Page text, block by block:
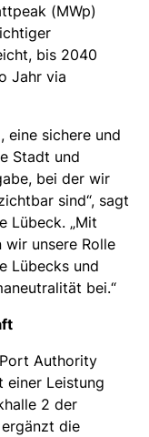
(MWp)
bis 2040
Jahr via
eine sichere und
Stadt und
bei der wir
sind“, sagt
Lübeck. „Mit
wir unsere Rolle
Lübecks und
bei.“
Authority
einer Leistung
2 der
die